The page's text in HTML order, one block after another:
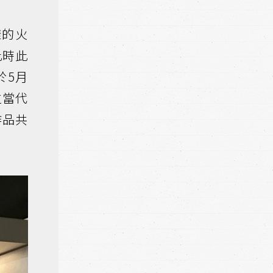
火
此
5月
代
共